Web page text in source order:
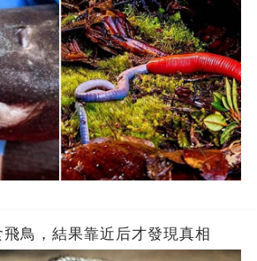
鳥，結果靠近后才發現真相